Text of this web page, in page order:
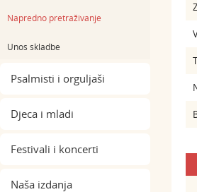
Napredno pretraživanje
Unos skladbe
Psalmisti i orguljaši
Djeca i mladi
Festivali i koncerti
Naša izdanja